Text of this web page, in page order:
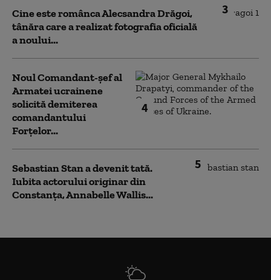
3
Cine este românca Alecsandra Drăgoi,
tânăra care a realizat fotografia oficială
a noului...
4
Noul Comandant-șef al
Armatei ucrainene
solicită demiterea
comandantului
Forțelor...
5
Sebastian Stan a devenit tată.
Iubita actorului originar din
Constanța, Annabelle Wallis...